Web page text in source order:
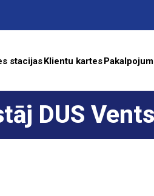
stacijasKlientu kartes
Klientu
DUS